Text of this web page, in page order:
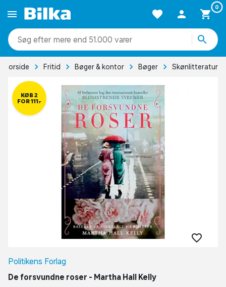
0
mere end 51.000 varer
Forside Fritid Bøger & kontor Bøger Skønlitteratur
KØB 2
FOR 111,-
Politikens Forlag
De forsvundne roser - Martha Hall Kelly